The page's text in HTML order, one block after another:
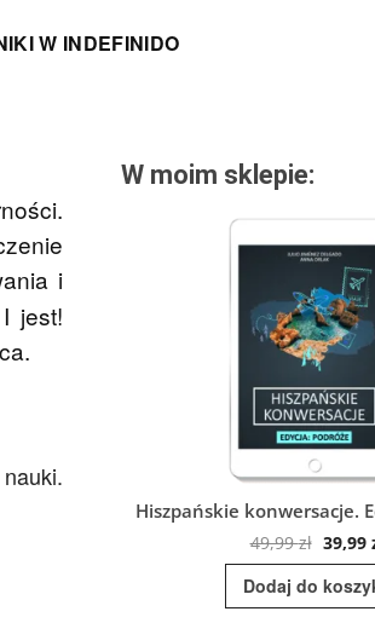
W INDEFINIDO
i
jest!
W moim sklepie:
Hiszpańskie konwersacje.
49,99zł
cena
49,99
39,99
Dodaj do